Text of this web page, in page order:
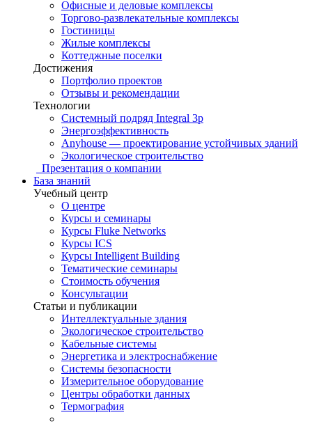
Офисные и деловые комплексы
Торгово-развлекательные комплексы
Гостиницы
Жилые комплексы
Коттеджные поселки
Достижения
Портфолио проектов
Отзывы и рекомендации
Технологии
Системный подряд Integral 3p
Энергоэффективность
Anyhouse — проектирование устойчивых зданий
Экологическое строительство
Презентация о компании
База знаний
Учебный центр
О центре
Курсы и семинары
Курсы Fluke Networks
Курсы ICS
Курсы Intelligent Building
Тематические семинары
Стоимость обучения
Консультации
Статьи и публикации
Интеллектуальные здания
Экологическое строительство
Кабельные системы
Энергетика и электроснабжение
Системы безопасности
Измерительное оборудование
Центры обработки данных
Термография